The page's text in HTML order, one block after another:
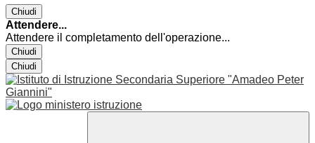
Chiudi
Attendere...
Attendere il completamento dell'operazione...
Chiudi
Chiudi